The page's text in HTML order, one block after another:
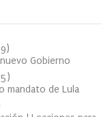
)
Gobierno
5)
mandato de Lula